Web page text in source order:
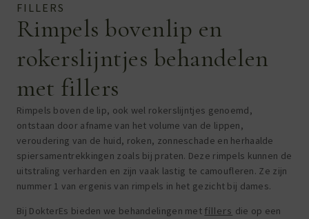
FILLERS
Rimpels bovenlip en
rokerslijntjes behandelen
met fillers
Rimpels boven de lip, ook wel rokerslijntjes genoemd,
ontstaan door afname van het volume van de lippen,
veroudering van de huid, roken, zonneschade en herhaalde
spiersamentrekkingen zoals bij praten. Deze rimpels kunnen de
uitstraling verharden en zijn vaak lastig te camoufleren. Ze zijn
nummer 1 van ergenis van rimpels in het gezicht bij dames.
Bij DokterEs bieden we behandelingen met fillers die op een